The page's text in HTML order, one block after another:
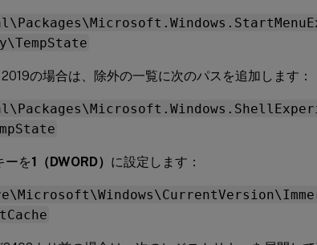
の場合は、除外の一覧に次のパスを追加します：
ーを1（DWORD） に設定します：